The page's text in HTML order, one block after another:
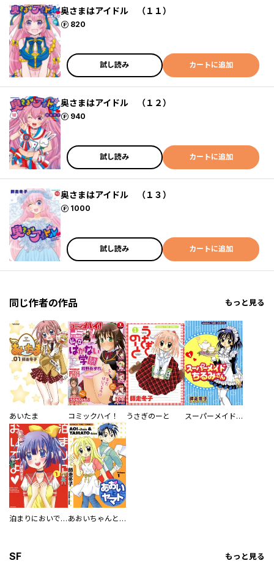
奥さまはアイドル （１１）
820
ポイント
試し読み カートに追加
奥さまはアイドル （１２）
940
ポイント
試し読み カートに追加
奥さまはアイドル （１３）
1000
ポイント
試し読み カートに追加
同じ作者の作品 もっと見る
あいたま コミックハイ！ うさぎのーと スーパーメイドちるみさん
泊まりにおいでよ あおいちゃんとヤマトくん
SF もっと見る